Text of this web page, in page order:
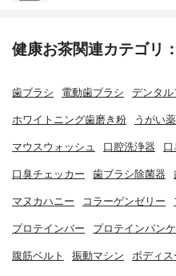
健康お茶関連カテゴリ
歯ブラシ 電動歯ブラシ デンタル
ホワイトニング歯磨き粉 うがい薬
マウスウォッシュ 口腔洗浄器 口
口臭チェッカー 歯ブラシ除菌器
マヌカハニー コラーゲンゼリー
プロテインバー プロテインパン
腹筋ベルト 振動マシン ボディス